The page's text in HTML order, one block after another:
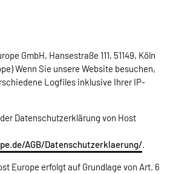
GmbH, Hansestraße 111, 51149, Köln
Wenn Sie unsere Website besuchen,
Logfiles inklusive Ihrer IP-
Datenschutzerklärung von Host
AGB/Datenschutzerklaerung/.
Europe erfolgt auf Grundlage von Art. 6